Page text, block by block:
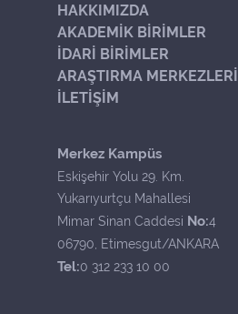
HAKKIMIZDA
AKADEMİK BİRİMLER
İDARİ BİRİMLER
ARAŞTIRMA MERKEZLERİ
İLETİŞİM
Merkez Kampüs
Eskişehir Yolu 29. Km.
Yukarıyurtçu Mahallesi
Mimar Sinan Caddesi No:4
06790, Etimesgut/ANKARA
Tel:0 312 233 10 00